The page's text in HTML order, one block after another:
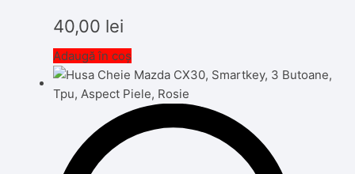
40,00 lei
Adaugă în coș